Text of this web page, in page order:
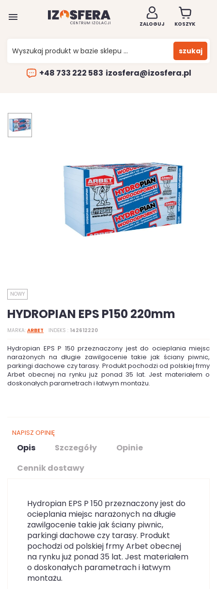

ZALOGUJ KOSZYK
szukaj
+48 733 222 583 izosfera@izosfera.pl
NOWY
HYDROPIAN EPS P150 220mm
MARKA ARBET INDEKS 142612220
Hydropian EPS P 150 przeznaczony jest do ocieplania miejsc
narażonych na długie zawilgocenie takie jak ściany piwnic,
parkingi dachowe czy tarasy. Produkt pochodzi od polskiej frmy
Arbet obecnej na rynku już ponad 35 lat. Jest materiałem o
doskonałych parametrach i łatwym montażu.
NAPISZ OPINIĘ
Opis Szczegóły
Opinie
Cennik dostawy
Hydropian EPS P 150 przeznaczony jest do
ocieplania miejsc narażonych na długie
zawilgocenie takie jak ściany piwnic,
parkingi dachowe czy tarasy. Produkt
pochodzi od polskiej frmy Arbet obecnej
na rynku już ponad 35 lat. Jest materiałem
o doskonałych parametrach i łatwym
montażu.